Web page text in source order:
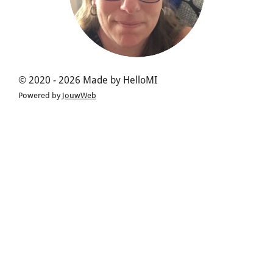
© 2020 - 2026 Made by HelloMI
Powered by JouwWeb